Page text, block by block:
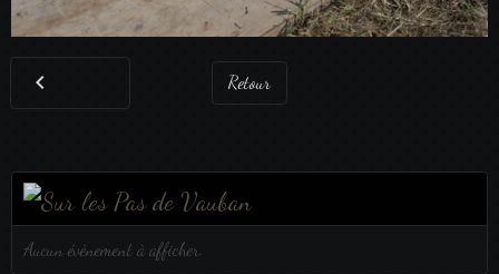
Retour
Aucun évènement à afficher.
×